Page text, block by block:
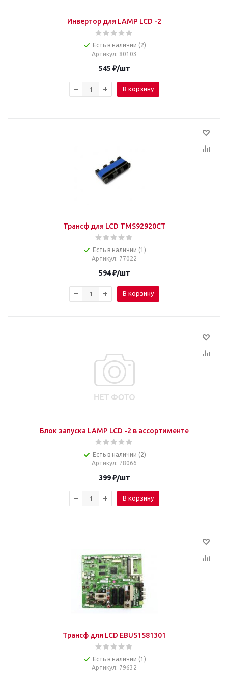
Инвертор для LAMP LCD -2
Есть в наличии (2)
Артикул: 80103
545 ₽/шт
В корзину
Трансф для LCD TMS92920CT
Есть в наличии (1)
Артикул: 77022
594₽/шт
В корзину
Блок запуска LAMP LCD -2 в ассортименте
Есть в наличии (2)
Артикул: 78066
399₽/шт
В корзину
Трансф для LCD EBU51581301
Есть в наличии (1)
Артикул: 79632